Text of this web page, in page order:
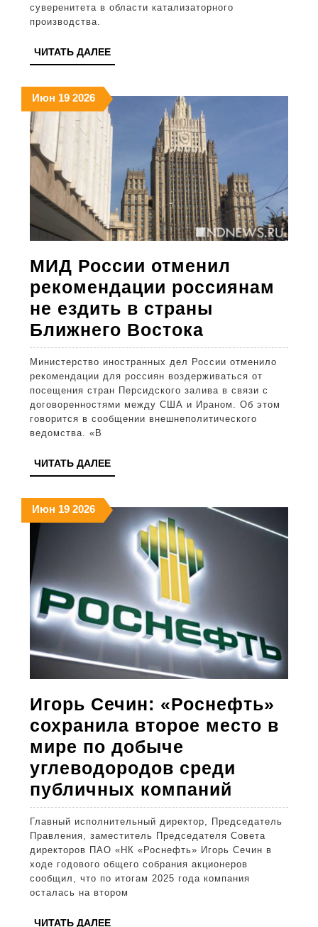
суверенитета в области катализаторного
производства.
ЧИТАТЬ ДАЛЕЕЧИТАТЬ
ДАЛЕЕ
Июн 19.06.2026
1919.06.2026
202619.06.2026
МИД России отменил
рекомендации россиянам
не ездить в страны
Ближнего Востока
России
отменил
россиянам
Ближнего
Востока
Министерство иностранных дел России отменило
рекомендации для россиян воздерживаться от
посещения стран Персидского залива в связи с
договоренностями между США и Ираном. Об этом
говорится в сообщении внешнеполитического
ведомства. «В
ЧИТАТЬ ДАЛЕЕЧИТАТЬ
ДАЛЕЕ
Июн 19.06.2026
1919.06.2026
202619.06.2026
Игорь Сечин: «Роснефть»
сохранила второе место в
мире по добыче
углеводородов среди
публичных компаний
Сечин:
второе
Главный исполнительный директор, Председатель
Правления, заместитель Председателя Совета
директоров ПАО «НК «Роснефть» Игорь Сечин в
ходе годового общего собрания акционеров
сообщил, что по итогам 2025 года компания
осталась на втором
ЧИТАТЬ ДАЛЕЕЧИТАТЬ